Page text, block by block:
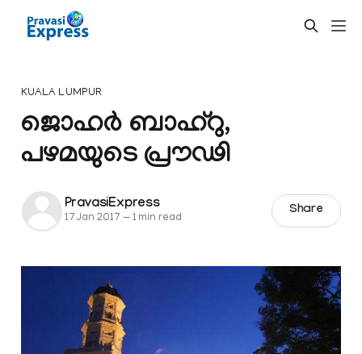
KUALA LUMPUR
ജൊഹർ ബാഹ്റു,
പഴമയുടെ പ്രൗഢി
PravasiExpress
17 Jan 2017 —1 min read
Share